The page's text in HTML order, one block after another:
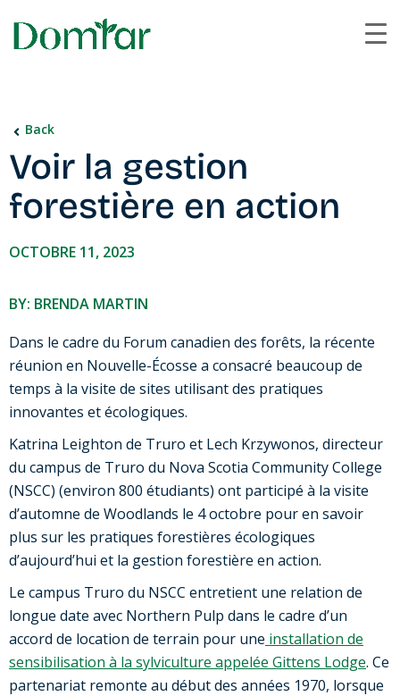
Back
Voir la gestion
forestière en action
OCTOBRE 11, 2023
BY: BRENDA MARTIN
Dans le cadre du Forum canadien des forêts, la récente
réunion en Nouvelle-Écosse a consacré beaucoup de
temps à la visite de sites utilisant des pratiques
innovantes et écologiques.
Katrina Leighton de Truro et Lech Krzywonos, directeur
du campus de Truro du Nova Scotia Community College
(NSCC) (environ 800 étudiants) ont participé à la visite
d’automne de Woodlands le 4 octobre pour en savoir
plus sur les pratiques forestières écologiques
d’aujourd’hui et la gestion forestière en action.
Le campus Truro du NSCC entretient une relation de
longue date avec Northern Pulp dans le cadre d’un
accord de location de terrain pour une installation de
sensibilisation à la sylviculture appelée Gittens Lodge. Ce
partenariat remonte au début des années 1970, lorsque